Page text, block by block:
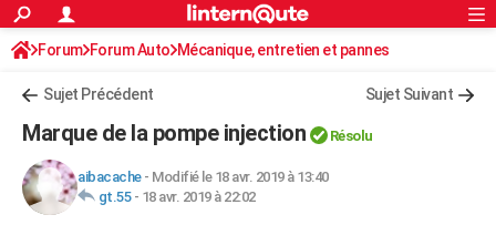
ACTUALITÉS
Politique
Société
Faits Divers
Education
Monde
Villes
+
FINANCE
Retraite
Impôts
Epargne
Immobilier
Risques naturels par ville
Banque
Assurance
Crédit
AUTO
Rechercher
S'inscrire
Connexion
Forum Forum Auto Mécanique, entretien et pannes
Sujet Précédent Sujet Suivant
Marque de la pompe injection Résolu
aibacache- Modifié le 18 avr. 2019 à 13:40
gt.55- 18 avr. 2019 à 22:02